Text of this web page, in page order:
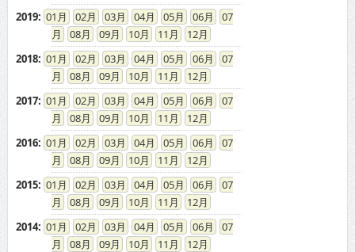
2019: 01 02 03 04 05 06
07
08
09 10 11
12
2018: 01 02 03 04 05 06
07
08
09 10 11
12
2017: 01 02 03 04 05 06
07
08
09 10 11
12
2016: 01 02 03 04 05 06
07
08
09 10 11
12
2015: 01 02 03 04 05 06
07
08
09 10 11
12
2014: 01 02 03 04 05 06
07
08
09 10 11
12